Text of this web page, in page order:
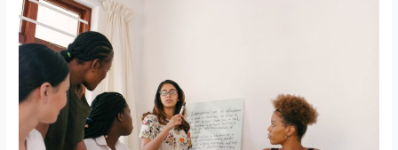
marketing
digital
para
empresas
na
indústria